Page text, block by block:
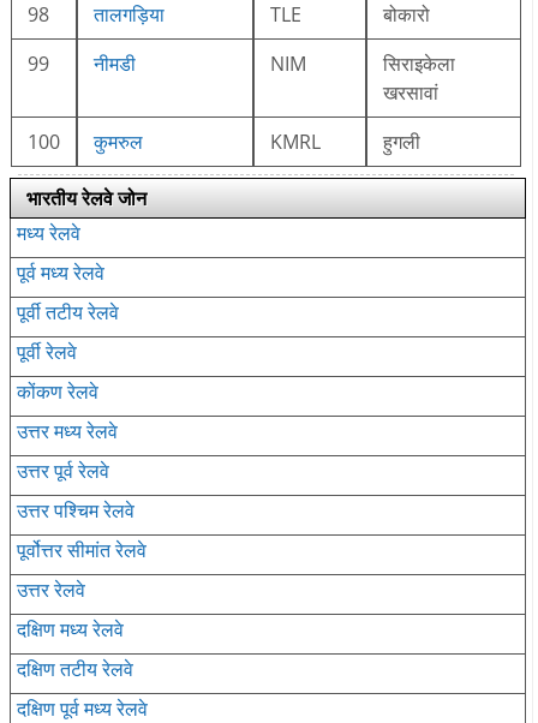
98
तालगड़िया TLE
बोकारो
99
नीमडी NIM
सिराइकेला
खरसावां
100
कुमरुल KMRL हुगली
भारतीय रेलवे जोन
मध्य रेलवे
पूर्व मध्य रेलवे
पूर्वी तटीय रेलवे
पूर्वी रेलवे
कोंकण रेलवे
उत्तर मध्य रेलवे
उत्तर पूर्व रेलवे
उत्तर पश्चिम रेलवे
पूर्वोत्तर सीमांत रेलवे
उत्तर रेलवे
दक्षिण मध्य रेलवे
दक्षिण तटीय रेलवे
दक्षिण पूर्व मध्य रेलवे